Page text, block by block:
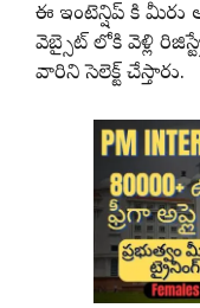
ఈ ఇంటెన్షిప్ కి
వెబ్సైట్ లోకి వెళ్లి
వారిని సెలెక్ట్ చేస్తారు.